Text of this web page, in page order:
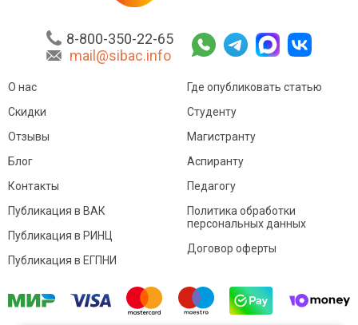
8-800-350-22-65
mail@sibac.info
О нас
Скидки
Отзывы
Блог
Контакты
Где опубликовать статью
Студенту
Магистранту
Аспиранту
Педагогу
Публикация в ВАК
Публикация в РИНЦ
Публикация в ЕГПНИ
Политика обработки
персональных данных
Договор оферты